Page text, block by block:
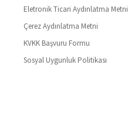
Eletronik Ticari Aydınlatma Metni
Çerez Aydınlatma Metni
KVKK Başvuru Formu
Sosyal Uygunluk Politikası